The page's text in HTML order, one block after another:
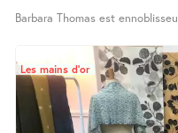
Barbara Thomas est
Les mains d’or